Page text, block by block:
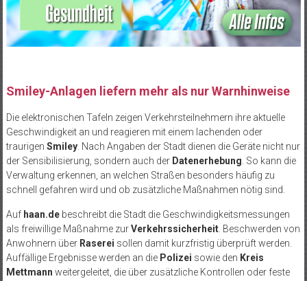
Smiley-Anlagen liefern mehr als nur Warnhinweise
Die elektronischen Tafeln zeigen Verkehrsteilnehmern ihre aktuelle
Geschwindigkeit an und reagieren mit einem lachenden oder
traurigen Smiley. Nach Angaben der Stadt dienen die Geräte nicht nur
der Sensibilisierung, sondern auch der Datenerhebung. So kann die
Verwaltung erkennen, an welchen Straßen besonders häufig zu
schnell gefahren wird und ob zusätzliche Maßnahmen nötig sind.
Auf haan.debeschreibt die Stadt die Geschwindigkeitsmessungen
als freiwillige Maßnahme zurVerkehrssicherheit. Beschwerden von
Anwohnern über Raserei sollen damit kurzfristig überprüft werden.
Auffällige Ergebnisse werden an die Polizei sowie den Kreis
Mettmann weitergeleitet, die über zusätzliche Kontrollen oder feste